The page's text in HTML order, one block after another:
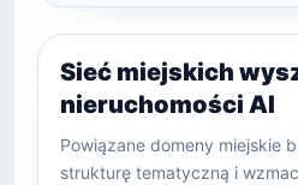
Sieć miejskich
nieruchomości AI
Powiązane domeny miejskie
strukturę tematyczną i